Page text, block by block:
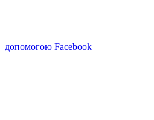
допомогою Facebook